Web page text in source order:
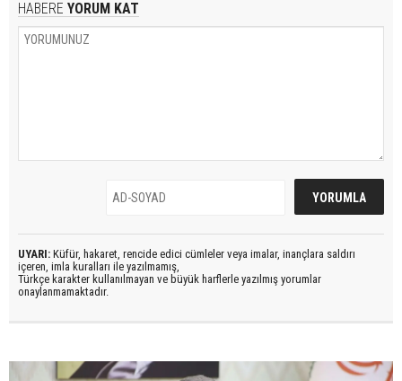
HABERE YORUM KAT
UYARI: Küfür, hakaret, rencide edici cümleler veya imalar, inançlara saldırı
içeren, imla kuralları ile yazılmamış,
Türkçe karakter kullanılmayan ve büyük harflerle yazılmış yorumlar
onaylanmamaktadır.